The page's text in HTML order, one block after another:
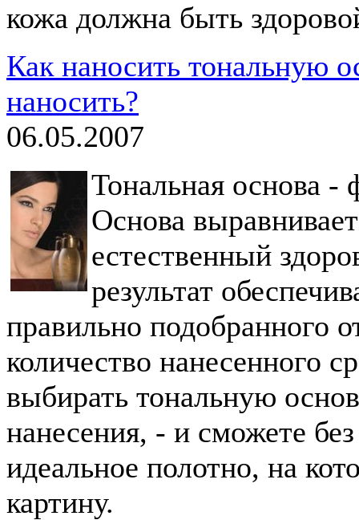
кожа должна быть
Как наносить тональную
наносить?
06.05.2007
Тональная основа
Основа
естественный
результат
правильно подобранного
количество нанесенного
выбирать тональную
нанесения, - и сможете
идеальное полотно, на
картину.